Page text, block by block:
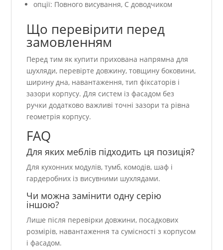
опції: Повного висування, С доводчиком
Що перевірити перед
замовленням
Перед тим як купити прихована напрямна для
шухляди, перевірте довжину, товщину боковини,
ширину дна, навантаження, тип фіксаторів і
зазори корпусу. Для систем із фасадом без
ручки додатково важливі точні зазори та рівна
геометрія корпусу.
FAQ
Для яких меблів підходить ця позиція?
Для кухонних модулів, тумб, комодів, шаф і
гардеробних із висувними шухлядами.
Чи можна замінити одну серію
іншою?
Лише після перевірки довжини, посадкових
розмірів, навантаження та сумісності з корпусом
і фасадом.